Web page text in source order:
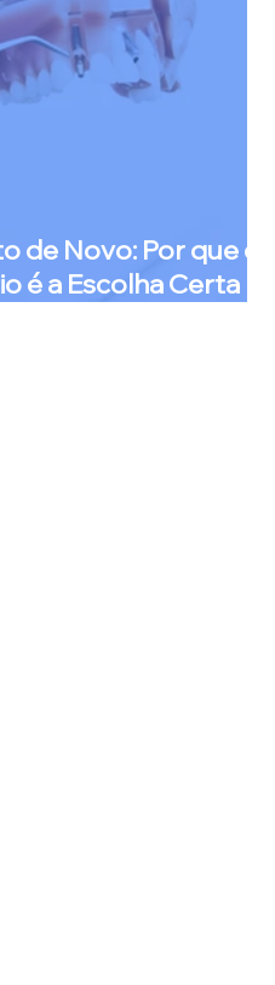
de Novo: Por que o
é a Escolha Certa